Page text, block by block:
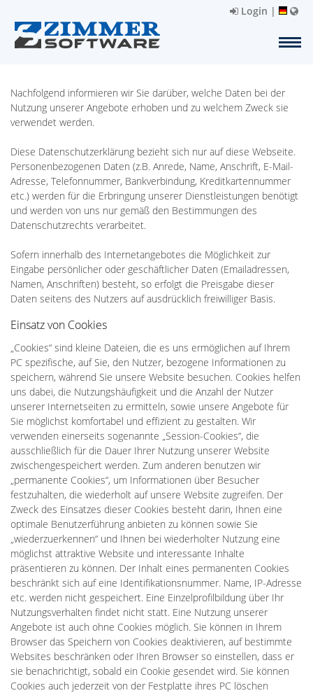
Login |
Nachfolgend informieren wir Sie darüber, welche Daten bei der
Nutzung unserer Angebote erhoben und zu welchem Zweck sie
verwendet werden.
Diese Datenschutzerklärung bezieht sich nur auf diese Webseite.
Personenbezogenen Daten (z.B. Anrede, Name, Anschrift, E-Mail-
Adresse, Telefonnummer, Bankverbindung, Kreditkartennummer
etc.) werden für die Erbringung unserer Dienstleistungen benötigt
und werden von uns nur gemäß den Bestimmungen des
Datenschutzrechts verarbeitet.
Sofern innerhalb des Internetangebotes die Möglichkeit zur
Eingabe persönlicher oder geschäftlicher Daten (Emailadressen,
Namen, Anschriften) besteht, so erfolgt die Preisgabe dieser
Daten seitens des Nutzers auf ausdrücklich freiwilliger Basis.
Einsatz von Cookies
„Cookies“ sind kleine Dateien, die es uns ermöglichen auf Ihrem
PC spezifische, auf Sie, den Nutzer, bezogene Informationen zu
speichern, während Sie unsere Website besuchen. Cookies helfen
uns dabei, die Nutzungshäufigkeit und die Anzahl der Nutzer
unserer Internetseiten zu ermitteln, sowie unsere Angebote für
Sie möglichst komfortabel und effizient zu gestalten. Wir
verwenden einerseits sogenannte „Session-Cookies“, die
ausschließlich für die Dauer Ihrer Nutzung unserer Website
zwischengespeichert werden. Zum anderen benutzen wir
„permanente Cookies“, um Informationen über Besucher
festzuhalten, die wiederholt auf unsere Website zugreifen. Der
Zweck des Einsatzes dieser Cookies besteht darin, Ihnen eine
optimale Benutzerführung anbieten zu können sowie Sie
„wiederzuerkennen“ und Ihnen bei wiederholter Nutzung eine
möglichst attraktive Website und interessante Inhalte
präsentieren zu können. Der Inhalt eines permanenten Cookies
beschränkt sich auf eine Identifikationsnummer. Name, IP-Adresse
etc. werden nicht gespeichert. Eine Einzelprofilbildung über Ihr
Nutzungsverhalten findet nicht statt. Eine Nutzung unserer
Angebote ist auch ohne Cookies möglich. Sie können in Ihrem
Browser das Speichern von Cookies deaktivieren, auf bestimmte
Websites beschränken oder Ihren Browser so einstellen, dass er
sie benachrichtigt, sobald ein Cookie gesendet wird. Sie können
Cookies auch jederzeit von der Festplatte ihres PC löschen